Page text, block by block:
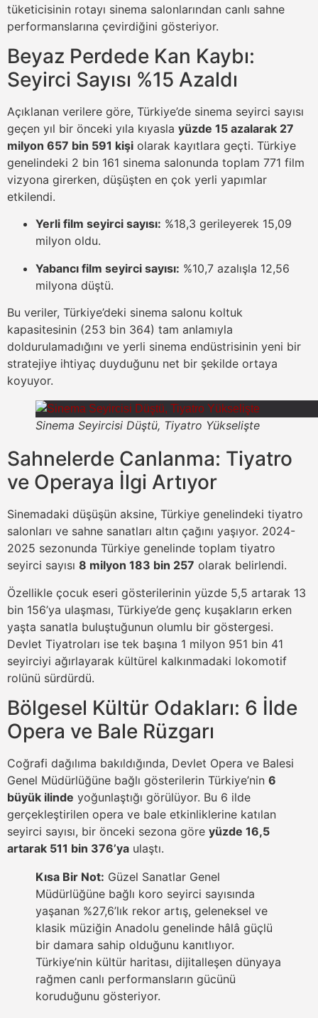
tüketicisinin rotayı sinema salonlarından canlı sahne
performanslarına çevirdiğini gösteriyor.
Beyaz Perdede Kan Kaybı:
Seyirci Sayısı %15 Azaldı
Açıklanan verilere göre, Türkiye’de sinema seyirci sayısı
geçen yıl bir önceki yıla kıyasla yüzde 15 azalarak 27
milyon 657 bin 591 kişi olarak kayıtlara geçti. Türkiye
genelindeki 2 bin 161 sinema salonunda toplam 771 film
vizyona girerken, düşüşten en çok yerli yapımlar
etkilendi.
Yerli film seyirci sayısı: %18,3 gerileyerek 15,09
milyon oldu.
Yabancı film seyirci sayısı: %10,7 azalışla 12,56
milyona düştü.
Bu veriler, Türkiye’deki sinema salonu koltuk
kapasitesinin (253 bin 364) tam anlamıyla
doldurulamadığını ve yerli sinema endüstrisinin yeni bir
stratejiye ihtiyaç duyduğunu net bir şekilde ortaya
koyuyor.
Sinema Seyircisi Düştü, Tiyatro Yükselişte
Sahnelerde Canlanma: Tiyatro
ve Operaya İlgi Artıyor
Sinemadaki düşüşün aksine, Türkiye genelindeki tiyatro
salonları ve sahne sanatları altın çağını yaşıyor. 2024-
2025 sezonunda Türkiye genelinde toplam tiyatro
seyirci sayısı 8 milyon 183 bin 257 olarak belirlendi.
Özellikle çocuk eseri gösterilerinin yüzde 5,5 artarak 13
bin 156’ya ulaşması, Türkiye’de genç kuşakların erken
yaşta sanatla buluştuğunun olumlu bir göstergesi.
Devlet Tiyatroları ise tek başına 1 milyon 951 bin 41
seyirciyi ağırlayarak kültürel kalkınmadaki lokomotif
rolünü sürdürdü.
Bölgesel Kültür Odakları: 6 İlde
Opera ve Bale Rüzgarı
Coğrafi dağılıma bakıldığında, Devlet Opera ve Balesi
Genel Müdürlüğüne bağlı gösterilerin Türkiye’nin 6
büyük ilinde yoğunlaştığı görülüyor. Bu 6 ilde
gerçekleştirilen opera ve bale etkinliklerine katılan
seyirci sayısı, bir önceki sezona göre yüzde 16,5
artarak 511 bin 376’ya ulaştı.
Kısa Bir Not: Güzel Sanatlar Genel
Müdürlüğüne bağlı koro seyirci sayısında
yaşanan %27,6’lık rekor artış, geleneksel ve
klasik müziğin Anadolu genelinde hâlâ güçlü
bir damara sahip olduğunu kanıtlıyor.
Türkiye’nin kültür haritası, dijitalleşen dünyaya
rağmen canlı performansların gücünü
koruduğunu gösteriyor.